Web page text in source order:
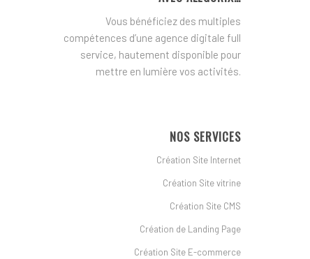
Vous bénéficiez des multiples
compétences d’une agence digitale full
service, hautement disponible pour
mettre en lumière vos activités.
NOS SERVICES
Création Site Internet
Création Site vitrine
Création Site CMS
Création de Landing Page
Création Site E-commerce